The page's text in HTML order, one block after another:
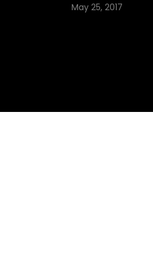
May 25, 2017